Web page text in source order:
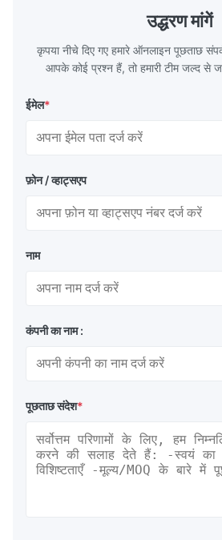
TH620 Standard JIS DIN ASTM GB
Product Features High-quality
उद्धरण मांगें
कृपया नीचे दिए गए हमारे ऑनलाइन पूछताछ
आपके कोई प्रश्न हैं, तो हमारी टीम जल्द से
ईमेल*
फ़ोन / व्हाट्सएप
नाम
कंपनी का नाम :
पूछताछ संदेश*